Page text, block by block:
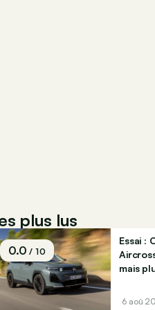
plus lus
0.0/ 10
Essai :
mais
6 aoû